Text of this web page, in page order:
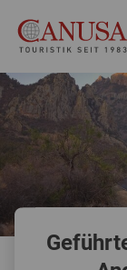
Reiseziele
Reisearten
Service